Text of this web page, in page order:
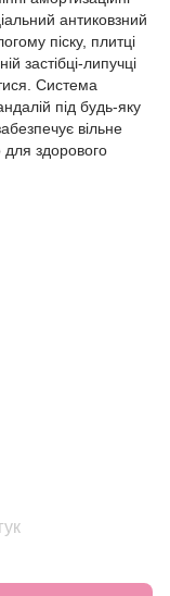
антиковзний
піску, плитці
застібці-липучці
Система
під будь-яку
вільне
здорового